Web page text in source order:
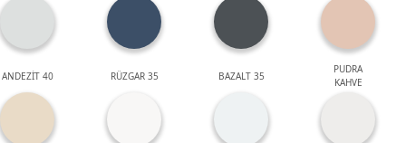
ANDEZİT 40 RÜZGAR 35 BAZALT 35
PUDRA
KAHVE